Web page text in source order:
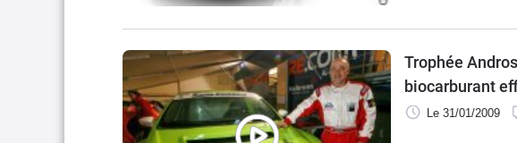
Trophée
biocarburant
Le 31/01/2009